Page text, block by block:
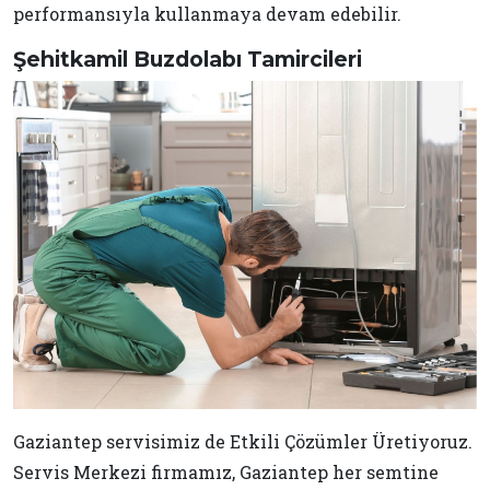
performansıyla kullanmaya devam edebilir.
Şehitkamil Buzdolabı Tamircileri
Gaziantep servisimiz de Etkili Çözümler Üretiyoruz.
Servis Merkezi firmamız, Gaziantep her semtine